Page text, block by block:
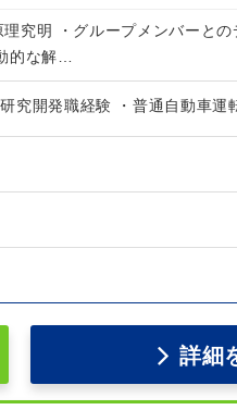
理究明 ・グループメンバーと
的な解…
究開発職経験 ・普通自動車運
詳細